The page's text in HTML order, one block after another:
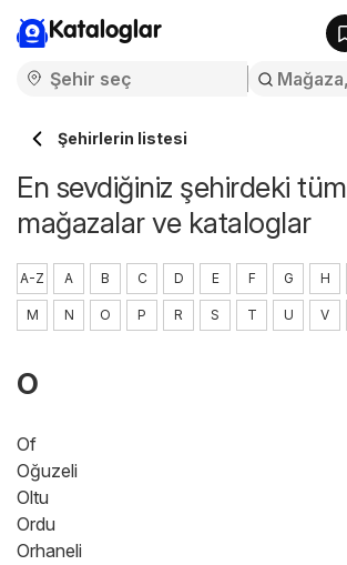
Kataloglar
Şehirlerin listesi
En sevdiğiniz şehirdeki tüm
mağazalar ve kataloglar
A-Z A B C D E F G H
M N O P R S T U V
O
Of
Oğuzeli
Oltu
Ordu
Orhaneli